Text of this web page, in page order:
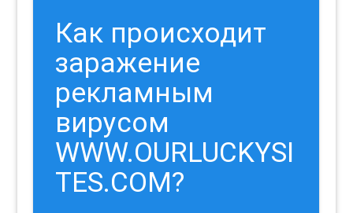
Как происходит
заражение
рекламным
вирусом
WWW.OURLUCKYSI
TES.COM?